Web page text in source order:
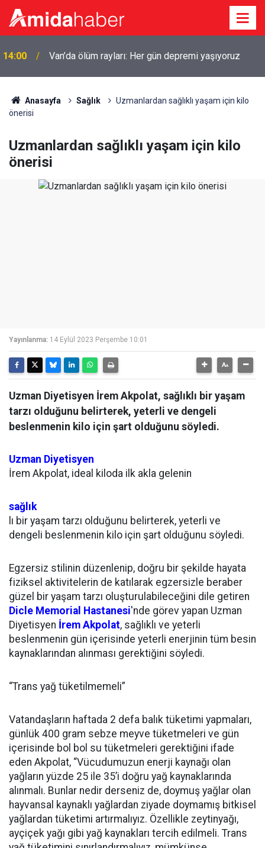
14:00 Van’da ölüm rayları: Her gün depremi yaşıyoruz
Anasayfa Sağlık
Uzmanlardan sağlıklı yaşam için kilo
önerisi
Uzmanlardan sağlıklı yaşam için kilo
önerisi
Yayınlanma: 14 Eylül 2023 Perşembe 10:01
Uzman Diyetisyen İrem Akpolat, sağlıklı bir yaşam
tarzı olduğunu belirterek, yeterli ve dengeli
beslenmenin kilo için şart olduğunu söyledi.
Uzman Diyetisyen
İrem Akpolat, ideal kiloda ilk akla gelenin
sağlık
lı bir yaşam tarzı olduğunu belirterek, yeterli ve
dengeli beslenmenin kilo için şart olduğunu söyledi.
Egzersiz stilinin düzenlenip, doğru bir şekilde hayata
fiziksel aktivitelerin de katılarak egzersizle beraber
güzel bir yaşam tarzı oluşturulabileceğini dile getiren
Dicle Memorial Hastanesi'nde görev yapan Uzman
Diyetisyen İrem Akpolat, sağlıklı ve yeterli
beslenmenin gün içerisinde yeterli enerjinin tüm besin
kaynaklarından alınması gerektiğini söyledi.
“Trans yağ tüketilmemeli”
Vatandaşların haftada 2 defa balık tüketimi yapmaları,
günlük 400 gram sebze meyve tüketmeleri ve gün
içerisinde bol bol su tüketmeleri gerektiğini ifade
eden Akpolat, “Vücudumuzun enerji kaynağı olan
yağların yüzde 25 ile 35’i doğru yağ kaynaklarında
alınmalı. Bunlar nedir derseniz de, doymuş yağlar olan
hayvansal kaynaklı yağlardan ziyade doymamış bitkisel
yağlardan tüketimi artırmalıyız. Özellikle zeytinyağı,
ayçiçek yağı gibi yağ kaynakları tercih edilmeli. Trans